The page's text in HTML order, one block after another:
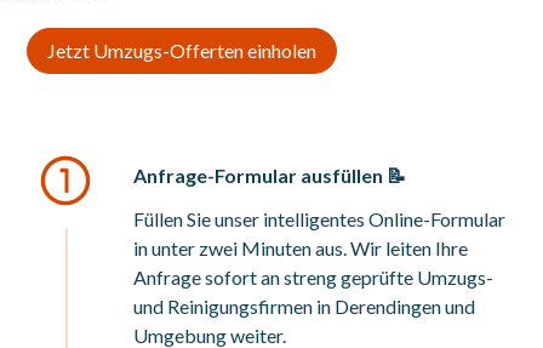
Jetzt Umzugs-Offerten einholen
Anfrage-Formular ausfüllen 📝
Füllen Sie unser intelligentes Online-Formular
in unter zwei Minuten aus. Wir leiten Ihre
Anfrage sofort an streng geprüfte Umzugs-
und Reinigungsfirmen in Derendingen und
Umgebung weiter.